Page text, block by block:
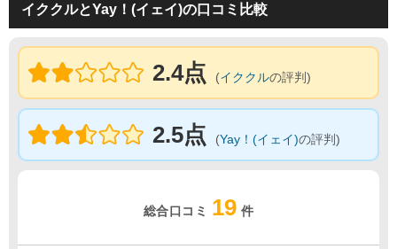
イククルとYay！(イェイ)の口コミ比較
2.4点 (イククルの評判)
2.5点 (Yay！(イェイ)の評判)
総合口コミ 19 件